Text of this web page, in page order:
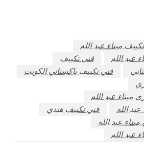
ميناء عبد الله
عبد الله
فني تكييف
فني تكييف باكستاني الكويت
ميناء عبد الله
الله
فني تكييف هندي
عبد الله
عبد الله